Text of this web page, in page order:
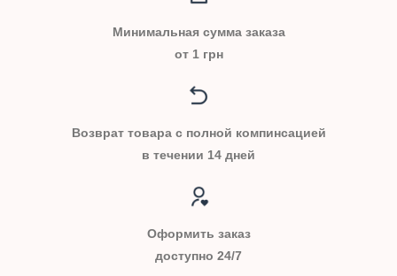
Минимальная сумма заказа
от 1 грн
Возврат товара с полной компинсацией
в течении 14 дней
Оформить заказ
доступно 24/7